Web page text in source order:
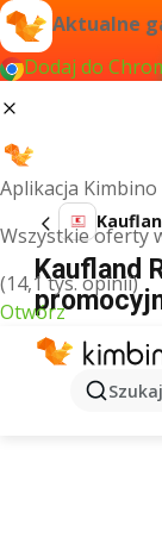
Aktualne
Dodaj do
Aplikacja Kimbino
Wszystkie oferty
(14,1 tys. opinii)
Otwórz
Kaufland